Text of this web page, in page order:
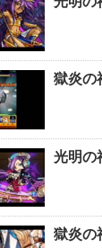
獄炎の
光明の
獄炎の